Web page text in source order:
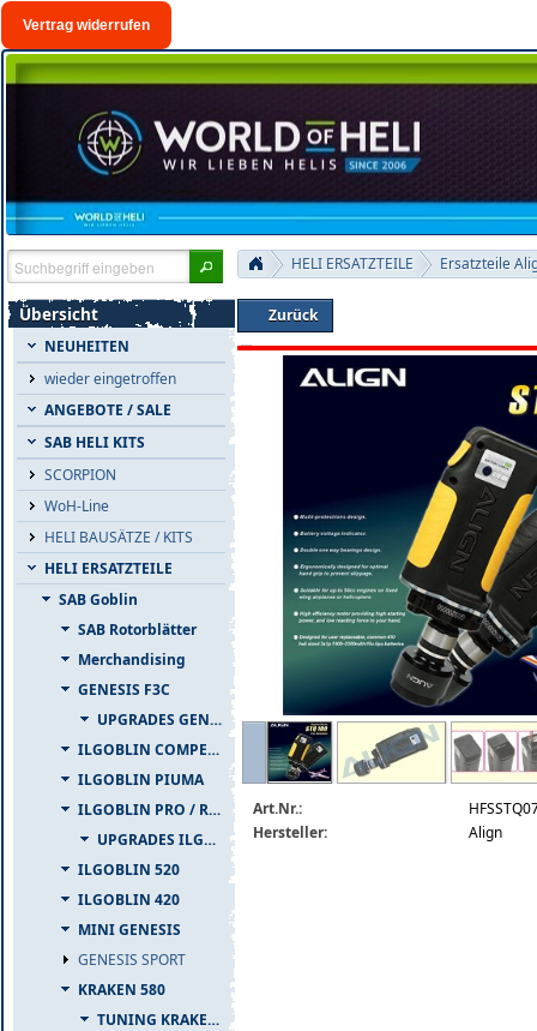
Vertrag widerrufen
Übersicht
NEUHEITEN
wieder eingetroffen
ANGEBOTE / SALE
SAB HELI KITS
SCORPION
WoH-Line
HELI BAUSÄTZE / KITS
HELI ERSATZTEILE
SAB Goblin
SAB Rotorblätter
Merchandising
GENESIS F3C
UPGRADES GENESIS F3C
ILGOBLIN COMPETIZIONE
ILGOBLIN PIUMA
ILGOBLIN PRO / RAW 700
UPGRADES ILGOBLIN PRO / RAW 700
ILGOBLIN 520
ILGOBLIN 420
MINI GENESIS
GENESIS SPORT
KRAKEN 580
TUNING KRAKEN 580
HELI ERSATZTEILE Ersatzteile
Zurück
hfsstq07.jpg
Art.Nr.:
Hersteller:
Align